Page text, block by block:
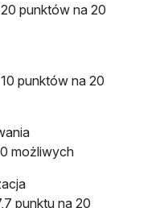
punktów na 20
punktów na 20
możliwych
punktu na 20